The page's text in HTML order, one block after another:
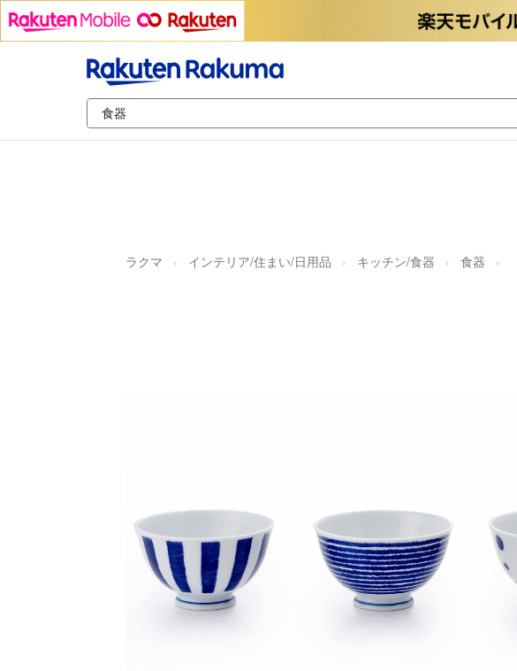
ラクマ インテリア/住まい/日用品 キッチン/食器 食器